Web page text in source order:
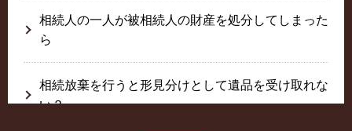
相続人の一人が被相続人の財産を処分してしまった
ら
相続放棄を行うと形見分けとして遺品を受け取れな
い？